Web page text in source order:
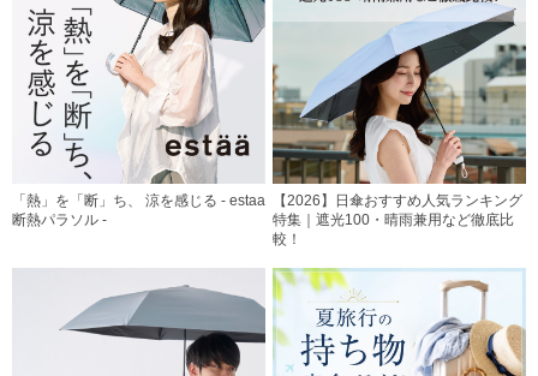
「熱」を「断」ち、 涼を感じる - estaa
断熱パラソル -
【2026】日傘おすすめ人気ランキング
特集｜遮光100・晴雨兼用など徹底比
較！